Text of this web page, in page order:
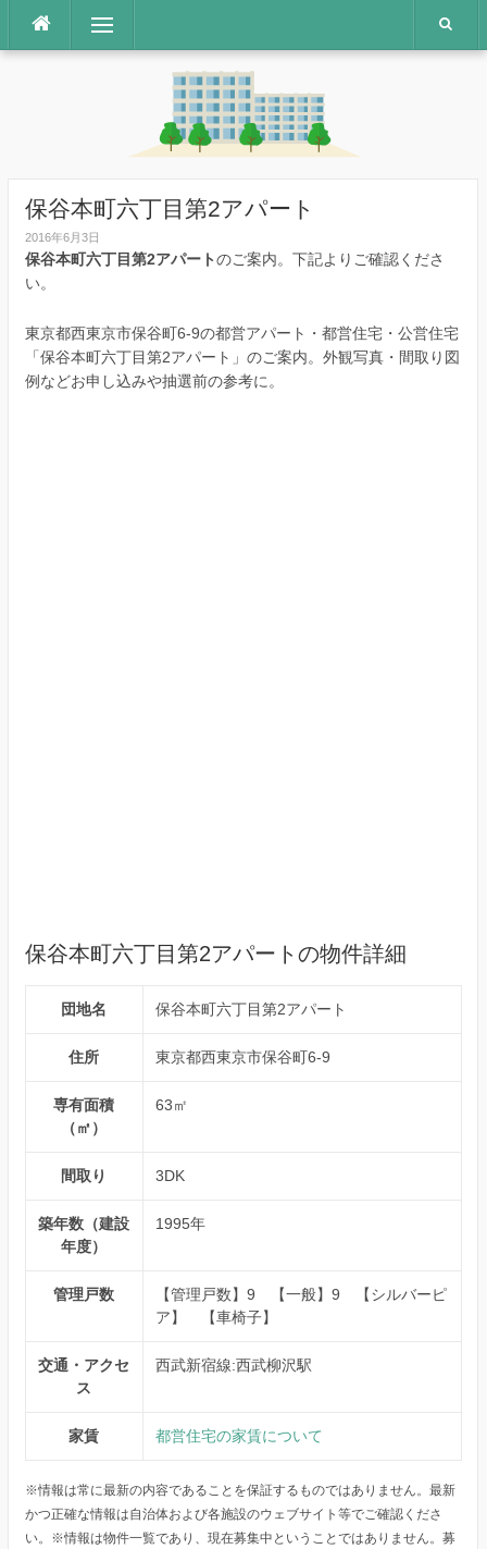
テ
メニュー
保谷本町六丁目第2アパート
2016年6月3日
保谷本町六丁目第2アパートのご案内。下記よりご確認くださ
い。
東京都西東京市保谷町6-9の都営アパート・都営住宅・公営住宅
「保谷本町六丁目第2アパート」のご案内。外観写真・間取り図
例などお申し込みや抽選前の参考に。
保谷本町六丁目第2アパートの物件詳細
団地名 保谷本町六丁目第2アパート
住所 東京都西東京市保谷町6-9
専有面積
（㎡）
63㎡
間取り 3DK
築年数（建設
年度）
1995年
管理戸数
【管理戸数】9 【一般】9 【シルバーピ
ア】 【車椅子】
交通・アクセ
ス
西武新宿線:西武柳沢駅
家賃 都営住宅の家賃について
※情報は常に最新の内容であることを保証するものではありません。最新
かつ正確な情報は自治体および各施設のウェブサイト等でご確認くださ
い。※情報は物件一覧であり、現在募集中ということではありません。募